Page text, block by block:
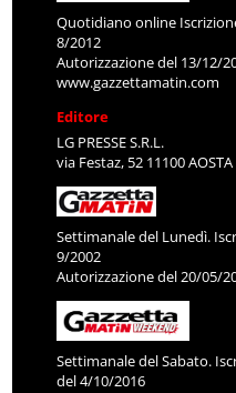
Quotidiano online
8/2012
Autorizzazione del 13/12/
www.gazzettamatin.com
Editore
LG PRESSE S.R.L.
via Festaz, 52 11100 AOSTA
Settimanale del Lunedì.
9/2002
Autorizzazione del 20/05/
Settimanale del Sabato.
del 4/10/2016